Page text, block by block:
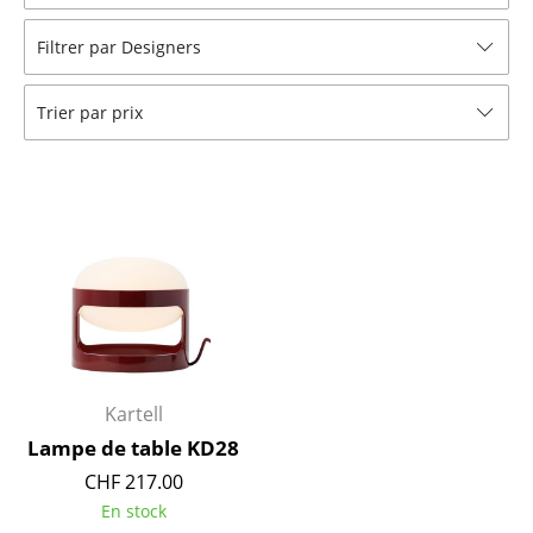
Bancs & Chaises longues
Poufs poires
Chaises à bascule
Chaises de bureau
Chaises de conférence
Fauteuils de direction
Pièces détachées
... voir tous les sièges
Filtrer par Designers
Trier par prix
Kartell
Lampe de table KD28
CHF 217.00
En stock